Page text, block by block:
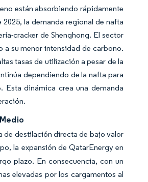
están absorbiendo rápidamente
la demanda regional de nafta
cracker de Shenghong. El sector
su menor intensidad de carbono.
tasas de utilización a pesar de la
dependiendo de la nafta para
dinámica crea una demanda
de destilación directa de bajo valor
la expansión de QatarEnergy en
plazo. En consecuencia, con un
elevadas por los cargamentos al